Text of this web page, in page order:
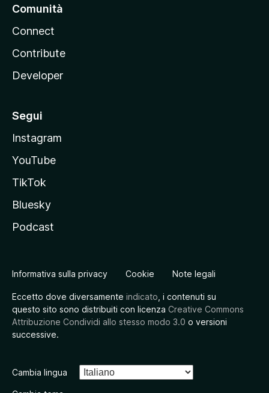
Comunità
Connect
Contribute
Developer
Segui
Instagram
YouTube
TikTok
Bluesky
Podcast
Informativa sulla privacy Cookie Note legali
Eccetto dove diversamente indicato , i contenuti su
questo sito sono distribuiti con licenza Creative Commons
Attribuzione Condividi allo stesso modo 3.0 o versioni
successive.
Cambia lingua